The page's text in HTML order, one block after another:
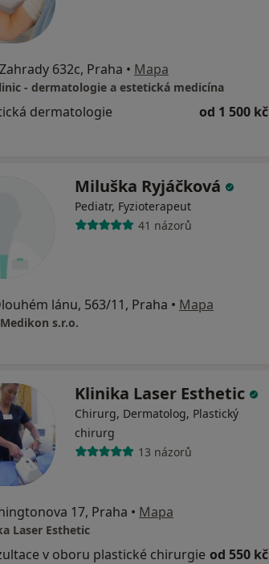
632c, Praha • Mapa
- dermatologie a estetická medicína
dermatologie
od 1 500 kč
Miluška Ryjáčková
Pediatr, Fyzioterapeut
41 názorů
lánu, 563/11, Praha • Mapa
s.r.o.
Klinika Laser Esthetic
Chirurg, Dermatolog, Plastický
chirurg
13 názorů
17, Praha • Mapa
Laser Esthetic
v oboru plastické chirurgie od 550 kč